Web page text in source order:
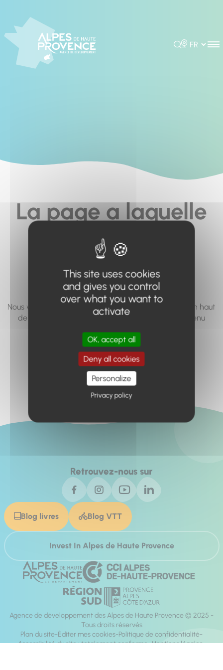
Rechercher
Choisir la
La page a laquelle
vous cherchez à
accéder n'existe
pas... ou plus.
Nous vous invitons à utiliser le moteur de recherche en haut
de page, ou à utiliser le menu pour trouver le contenu
Retour à l'accueil
Retrouvez-nous sur
Blog livres Blog VTT
Invest In Alpes de Haute Provence
Agence de développement des Alpes de Haute Provence © 2025 -
Tous droits réservés
Plan du site Éditer mes cookies Politique de confidentialité
Accessibilité du site : totalement conforme Mentions légales
This site uses cookies
and gives you control
over what you want to
activate
OK, accept all
Deny all cookies
Personalize
Privacy policy